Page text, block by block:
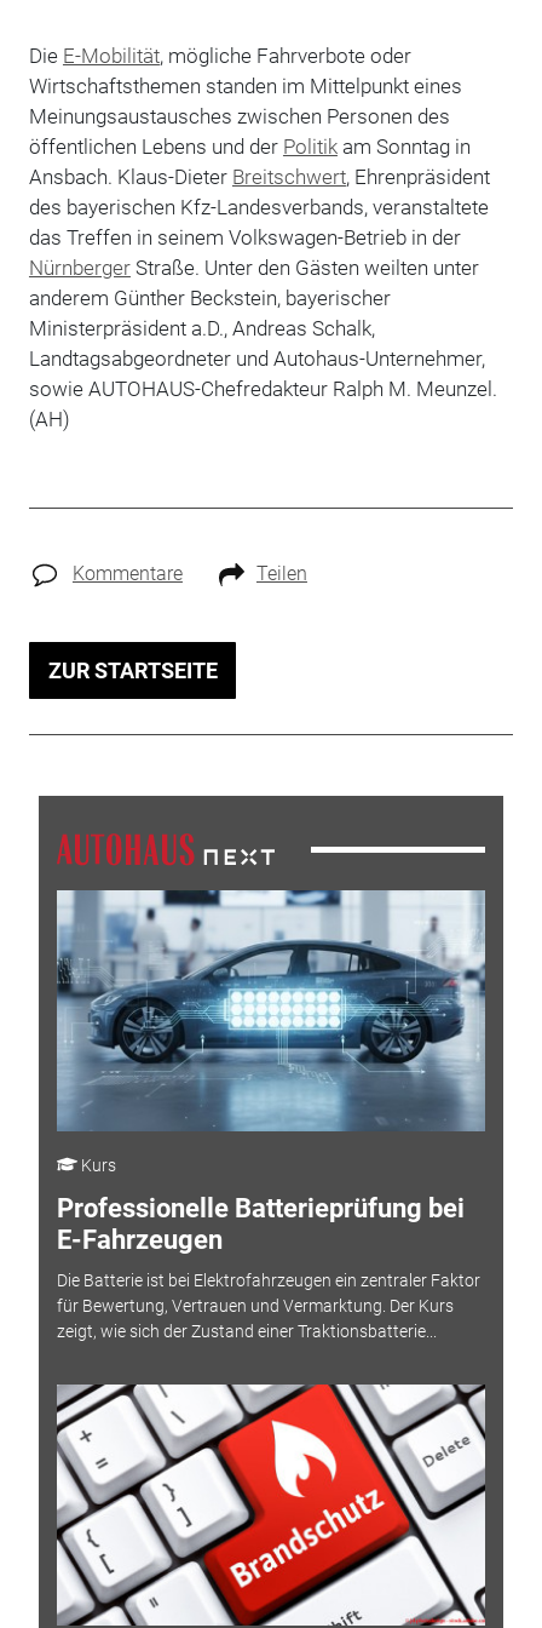
Die E-Mobilität, mögliche Fahrverbote oder
Wirtschaftsthemen standen im Mittelpunkt eines
Meinungsaustausches zwischen Personen des
öffentlichen Lebens und der Politikam Sonntag in
Ansbach. Klaus-Dieter Breitschwert, Ehrenpräsident
des bayerischen Kfz-Landesverbands, veranstaltete
das Treffen in seinem Volkswagen-Betrieb in der
NürnbergerStraße. Unter den Gästen weilten unter
anderem Günther Beckstein, bayerischer
Ministerpräsident a.D., Andreas Schalk,
Landtagsabgeordneter und Autohaus-Unternehmer,
sowie AUTOHAUS-Chefredakteur Ralph M. Meunzel.
(AH)
Kommentare Teilen
ZUR STARTSEITE
Kurs
Professionelle Batterieprüfung bei
E-Fahrzeugen
Die Batterie ist bei Elektrofahrzeugen ein zentraler Faktor
für Bewertung, Vertrauen und Vermarktung. Der Kurs
zeigt, wie sich der Zustand einer Traktionsbatterie...